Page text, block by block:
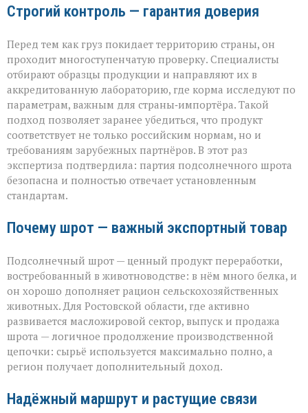
Строгий контроль — гарантия доверия
Перед тем как груз покидает территорию страны, он
проходит многоступенчатую проверку. Специалисты
отбирают образцы продукции и направляют их в
аккредитованную лабораторию, где корма исследуют по
параметрам, важным для страны‑импортёра. Такой
подход позволяет заранее убедиться, что продукт
соответствует не только российским нормам, но и
требованиям зарубежных партнёров. В этот раз
экспертиза подтвердила: партия подсолнечного шрота
безопасна и полностью отвечает установленным
стандартам.
Почему шрот — важный экспортный товар
Подсолнечный шрот — ценный продукт переработки,
востребованный в животноводстве: в нём много белка, и
он хорошо дополняет рацион сельскохозяйственных
животных. Для Ростовской области, где активно
развивается масложировой сектор, выпуск и продажа
шрота — логичное продолжение производственной
цепочки: сырьё используется максимально полно, а
регион получает дополнительный доход.
Надёжный маршрут и растущие связи